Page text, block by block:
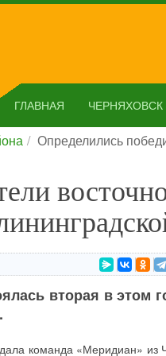
ГЛАВНАЯ ЧЕРНЯХОВСК
Определились
вторая в этом
команда «Меридиан» из